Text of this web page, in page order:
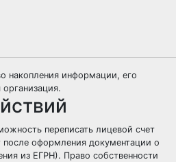
накопления информации, его
переписать лицевой счет
после оформления документации о
из ЕГРН). Право собственности